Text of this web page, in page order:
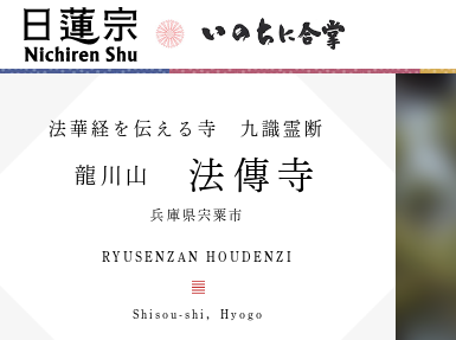
法華経を伝える寺 九識霊断
龍川山 法傳寺
兵庫県宍粟市
RYUSENZAN HOUDENZI
Shisou-shi，Hyogo